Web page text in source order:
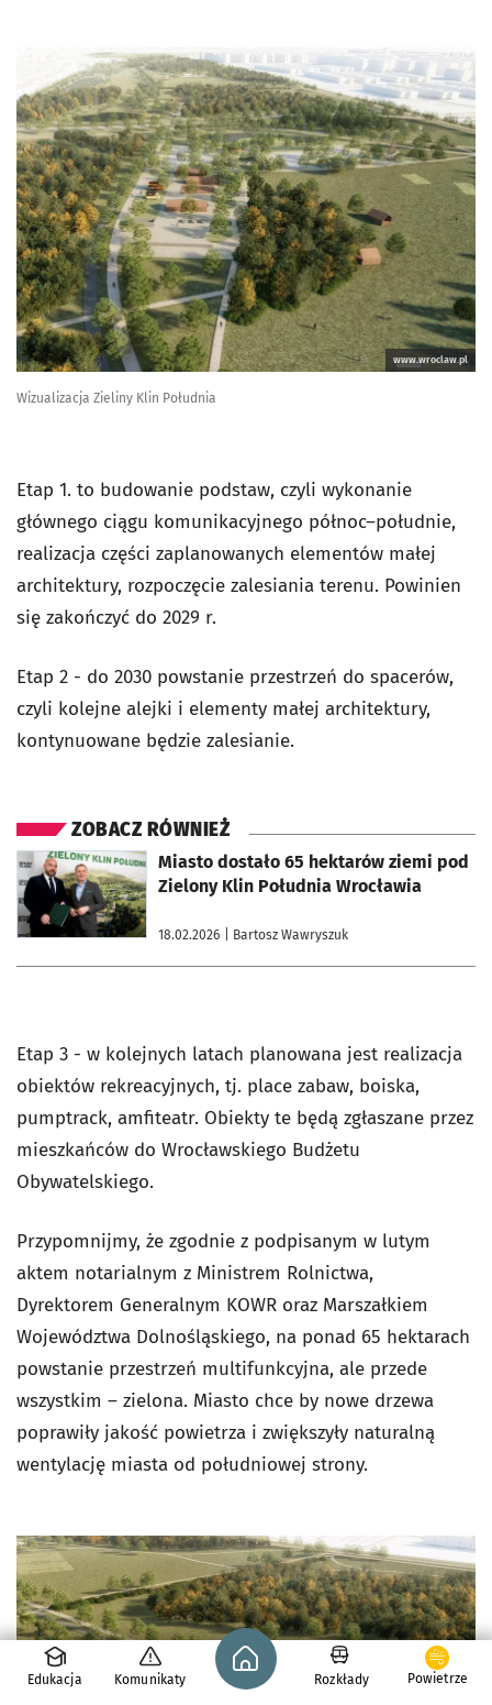
www.wroclaw.pl
Wizualizacja Zieliny Klin Południa
Etap 1. to budowanie podstaw, czyli wykonanie
głównego ciągu komunikacyjnego północ–południe,
realizacja części zaplanowanych elementów małej
architektury, rozpoczęcie zalesiania terenu. Powinien
się zakończyć do 2029 r.
Etap 2 - do 2030 powstanie przestrzeń do spacerów,
czyli kolejne alejki i elementy małej architektury,
kontynuowane będzie zalesianie.
ZOBACZ RÓWNIEŻ
Miasto dostało 65 hektarów ziemi pod
Zielony Klin Południa Wrocławia
18.02.2026 | Bartosz Wawryszuk
otworzy się w nowej karcie
Etap 3 - w kolejnych latach planowana jest realizacja
obiektów rekreacyjnych, tj. place zabaw, boiska,
pumptrack, amfiteatr. Obiekty te będą zgłaszane przez
mieszkańców do Wrocławskiego Budżetu
Obywatelskiego.
Przypomnijmy, że zgodnie z podpisanym w lutym
aktem notarialnym z Ministrem Rolnictwa,
Dyrektorem Generalnym KOWR oraz Marszałkiem
Województwa Dolnośląskiego, na ponad 65 hektarach
powstanie przestrzeń multifunkcyjna, ale przede
wszystkim – zielona. Miasto chce by nowe drzewa
poprawiły jakość powietrza i zwiększyły naturalną
wentylację miasta od południowej strony.
Edukacja Komunikaty
Strona główna - wroclaw.pl
Rozkłady Powietrze